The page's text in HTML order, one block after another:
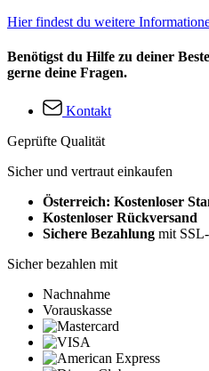
Hier findest du weitere
Benötigst du Hilfe zu deiner
gerne deine Fragen.
Kontakt
Geprüfte Qualität
Sicher und vertraut einkaufen
Österreich: Kostenloser
Kostenloser Rückversand
Sichere Bezahlung mit
Sicher bezahlen mit
Nachnahme
Vorauskasse